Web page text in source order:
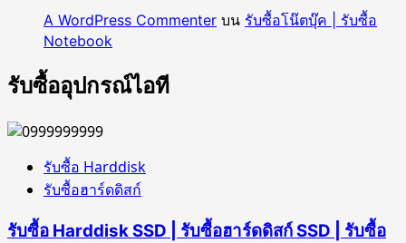
ซื้อ
Ram
Server
มือ
A WordPress Commenter บน รับซื้อโน๊ตบุ๊ค | รับซื้อ
Notebook
รับซื้ออุปกรณ์ไอที
รับซื้อ Harddisk
รับซื้อฮาร์ดดิสก์
รับซื้อ Harddisk SSD | รับซื้อฮาร์ดดิสก์ SSD | รับซื้อ